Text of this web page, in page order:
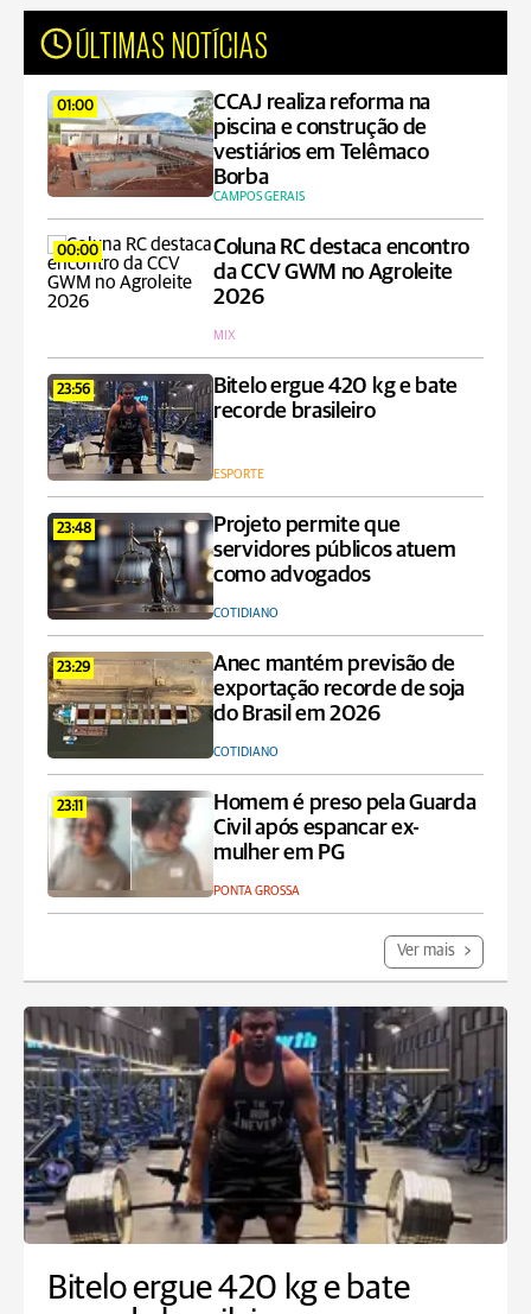
ÚLTIMAS NOTÍCIAS
01:00
CCAJ realiza reforma na
piscina e construção de
vestiários em Telêmaco
Borba
CAMPOS GERAIS
00:00
Coluna RC destaca encontro
da CCV GWM no Agroleite
2026
MIX
23:56
Bitelo ergue 420 kg e bate
recorde brasileiro
ESPORTE
23:48
Projeto permite que
servidores públicos atuem
como advogados
COTIDIANO
23:29
Anec mantém previsão de
exportação recorde de soja
do Brasil em 2026
COTIDIANO
23:11
Homem é preso pela Guarda
Civil após espancar ex-
mulher em PG
PONTA GROSSA
Ver mais
Bitelo ergue 420 kg e bate